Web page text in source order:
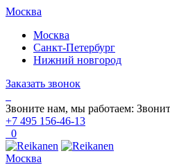
Москва
Москва
Санкт-Петербург
Нижний новгород
Заказать звонок
Звоните нам, мы работаем:
+7 495 156-46-13
0
Москва